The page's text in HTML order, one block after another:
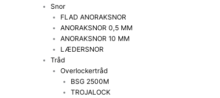
Snor
FLAD ANORAKSNOR
ANORAKSNOR 0,5 MM
ANORAKSNOR 10 MM
LÆDERSNOR
Tråd
Overlockertråd
BSG 2500M
TROJALOCK